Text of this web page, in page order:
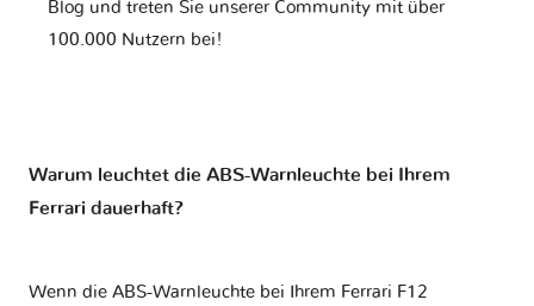
Blog und treten Sie unserer Community mit über
100.000 Nutzern bei!
Warum leuchtet die ABS-Warnleuchte bei Ihrem
Ferrari dauerhaft?
Wenn die ABS-Warnleuchte bei Ihrem Ferrari F12